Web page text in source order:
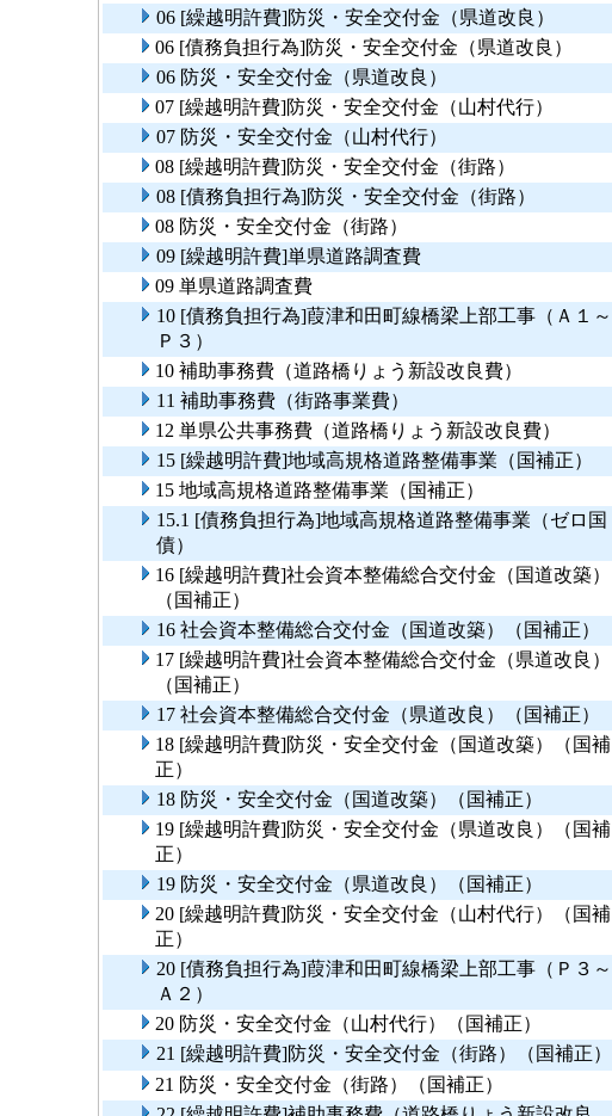
06 [繰越明許費]防災・安全交付金（県道改良）
06 [債務負担行為]防災・安全交付金（県道改良）
06 防災・安全交付金（県道改良）
07 [繰越明許費]防災・安全交付金（山村代行）
07 防災・安全交付金（山村代行）
08 [繰越明許費]防災・安全交付金（街路）
08 [債務負担行為]防災・安全交付金（街路）
08 防災・安全交付金（街路）
09 [繰越明許費]単県道路調査費
09 単県道路調査費
10 [債務負担行為]葭津和田町線橋梁上部工事（Ａ１～
Ｐ３）
10 補助事務費（道路橋りょう新設改良費）
11 補助事務費（街路事業費）
12 単県公共事務費（道路橋りょう新設改良費）
15 [繰越明許費]地域高規格道路整備事業（国補正）
15 地域高規格道路整備事業（国補正）
15.1 [債務負担行為]地域高規格道路整備事業（ゼロ国
債）
16 [繰越明許費]社会資本整備総合交付金（国道改築）
（国補正）
16 社会資本整備総合交付金（国道改築）（国補正）
17 [繰越明許費]社会資本整備総合交付金（県道改良）
（国補正）
17 社会資本整備総合交付金（県道改良）（国補正）
18 [繰越明許費]防災・安全交付金（国道改築）（国補
正）
18 防災・安全交付金（国道改築）（国補正）
19 [繰越明許費]防災・安全交付金（県道改良）（国補
正）
19 防災・安全交付金（県道改良）（国補正）
20 [繰越明許費]防災・安全交付金（山村代行）（国補
正）
20 [債務負担行為]葭津和田町線橋梁上部工事（Ｐ３～
Ａ２）
20 防災・安全交付金（山村代行）（国補正）
21 [繰越明許費]防災・安全交付金（街路）（国補正）
21 防災・安全交付金（街路）（国補正）